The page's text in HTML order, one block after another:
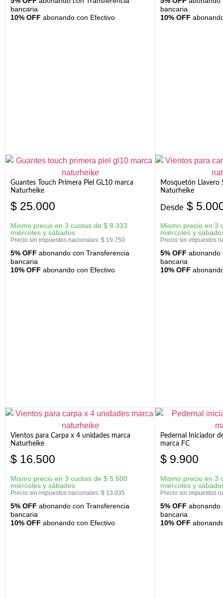
bancaria
10% OFF abonando con Efectivo
bancaria
10% OFF
Guantes Touch Primera Piel GL10 marca
Naturheike
$ 25.000
Mismo precio en 3 cuotas de $ 8.333
miércoles y sábados
Precio sin impuestos nacionales: $ 19.750
5% OFF abonando con Transferencia
bancaria
10% OFF abonando con Efectivo
Mosquetón Llavero
Naturheike
Desde $
Mismo precio en 3
miércoles y
Precio sin impuestos
5% OFF abonando
bancaria
10% OFF
Vientos para Carpa x 4 unidades marca
Naturheike
$ 16.500
Mismo precio en 3 cuotas de $ 5.500
miércoles y sábados
Precio sin impuestos nacionales: $ 13.035
5% OFF abonando con Transferencia
bancaria
10% OFF abonando con Efectivo
Pedernal Iniciador
marca FC
$ 9.900
Mismo precio en 3
miércoles y
Precio sin impuestos
5% OFF abonando
bancaria
10% OFF